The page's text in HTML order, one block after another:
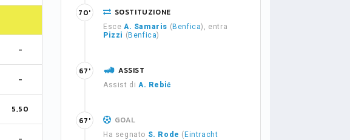
-
-
5,50
SOSTITUZIONE
Esce A. Samaris ( Benfica), entra
Pizzi ( Benfica)
70'
ASSIST
Assist di A. Rebić
67'
GOAL
Ha segnato S. Rode ( Eintracht
67'